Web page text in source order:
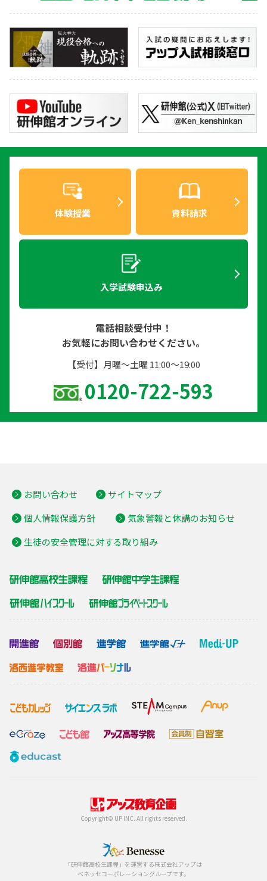
体験授業 資料請求
入学試験申込み
電話相談受付中！
お気軽にお問い合わせください。
【受付】月曜〜土曜 11:00〜19:00
0120-722-593
お問い合わせ
サイトマップ
個人情報保護方針
気象警報と休講のお知らせ
生徒の安全管理に対する取り組み
Copyright© UP INC. All rights reserved.
「研伸館高校生課程」を運営する株式会社アップは
ベネッセコーポレーショングループです。